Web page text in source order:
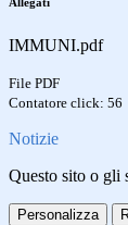
IMMUNI.pdf
File PDF
Contatore click: 56
Notizie
Questo sito o gli
Personalizza